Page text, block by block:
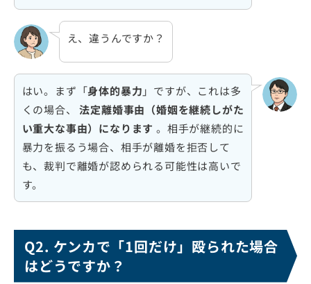
え、違うんですか？
はい。まず「身体的暴力 」ですが、これは多
くの場合、
法定離婚事由（婚姻を継続しがた
い重大な事由）になります 。相手が継続的に
暴力を振るう場合、相手が離婚を拒否して
も、裁判で離婚が認められる可能性は高いで
す。
Q2. ケンカで「1回だけ」殴られた場合
はどうですか？